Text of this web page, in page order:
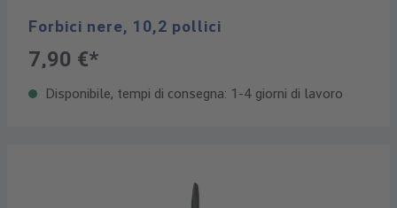
Forbici nere, 10,2 pollici
7,90 €*
Disponibile, tempi di consegna: 1-4 giorni di lavoro